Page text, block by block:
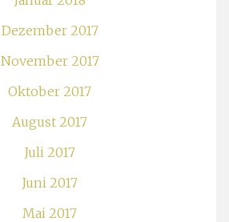
Dezember 2017
November 2017
Oktober 2017
August 2017
Juli 2017
Juni 2017
Mai 2017